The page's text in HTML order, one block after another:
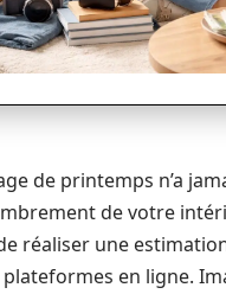
de printemps n’a
de votre
réaliser une
en ligne.